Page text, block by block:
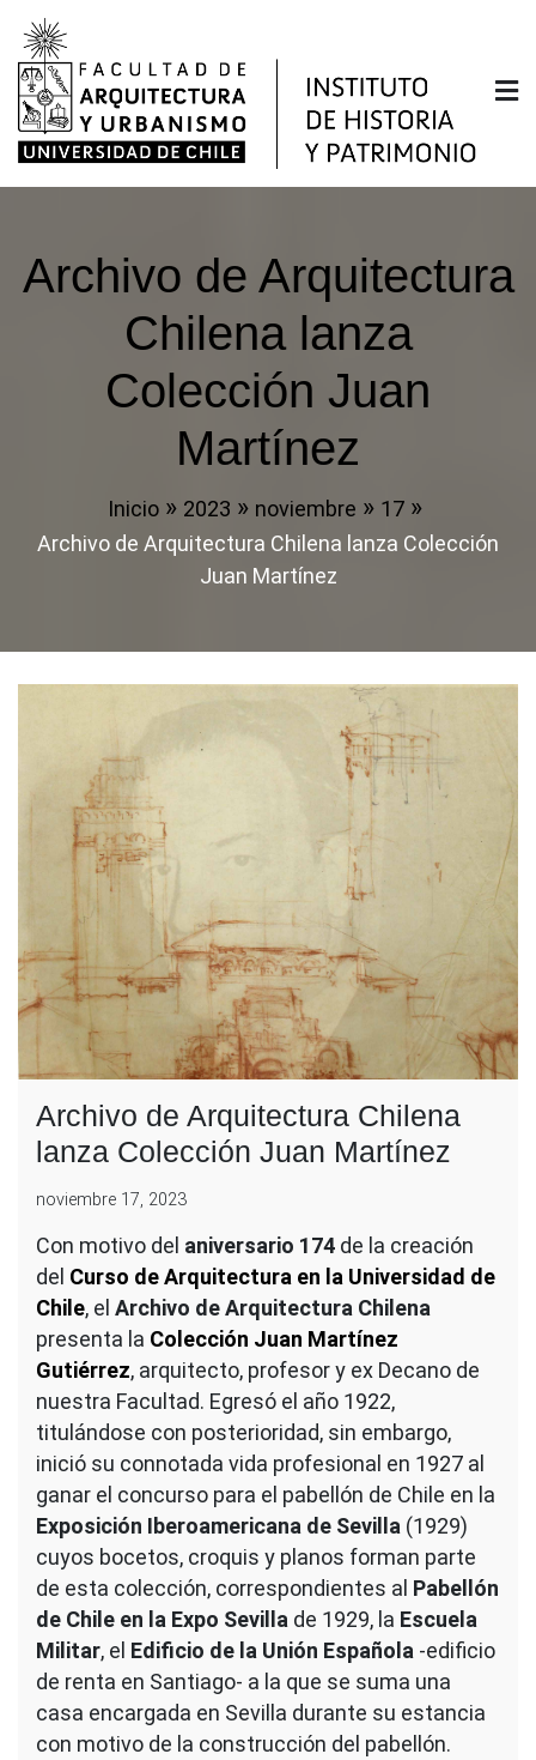
Saltar
contenido
Instituto de Historia y
Patrimonio
Facultad de Arquitectura y Urbanismo de la
Archivo de Arquitectura
Chilena lanza
Colección Juan
Martínez
Inicio 2023 noviembre
17
Archivo de Arquitectura Chilena lanza Colección
Juan Martínez
Archivo de Arquitectura Chilena
lanza Colección Juan Martínez
noviembre 17, 2023
Con motivo del aniversario 174 de la creación
del Curso de Arquitectura en la Universidad de
Chile, el Archivo de Arquitectura Chilena
presenta la Colección Juan Martínez
Gutiérrez, arquitecto, profesor y ex Decano de
nuestra Facultad. Egresó el año 1922,
titulándose con posterioridad, sin embargo,
inició su connotada vida profesional en 1927 al
ganar el concurso para el pabellón de Chile en la
Exposición Iberoamericana de Sevilla (1929)
cuyos bocetos, croquis y planos forman parte
de esta colección, correspondientes al Pabellón
de Chile en la Expo Sevilla de 1929, la Escuela
Militar, el Edificio de la Unión Española -edificio
de renta en Santiago- a la que se suma una
casa encargada en Sevilla durante su estancia
con motivo de la construcción del pabellón.